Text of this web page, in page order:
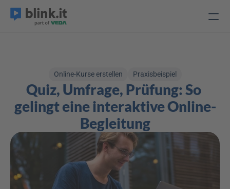
Online-Kurse erstellen Praxisbeispiel
Quiz, Umfrage, Prüfung: So
gelingt eine interaktive Online-
Begleitung